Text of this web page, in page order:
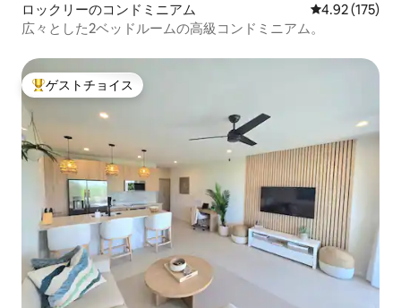
ロックリーのコンドミニアム レビュー175
4.92 (175)
広々とした2ベッドルームの高級コンドミニアム。
大好評のゲストチョイスです。
ゲストチョイス